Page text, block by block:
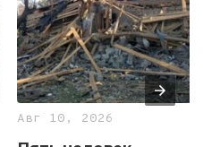
Авг 10, 2026